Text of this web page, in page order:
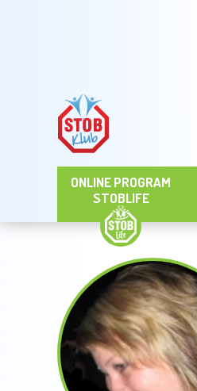
ONLINE PROGRAM
STOBLIFE